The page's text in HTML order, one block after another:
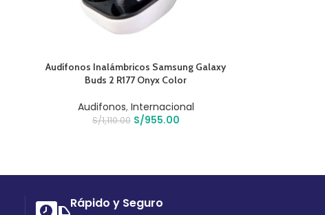
AÑADIR AL CARRITO
Audífonos Inalámbricos Samsung Galaxy
Buds 2 R177 Onyx Color
Audifonos, Internacional
S/1,110.00 S/955.00
Rápido y Seguro